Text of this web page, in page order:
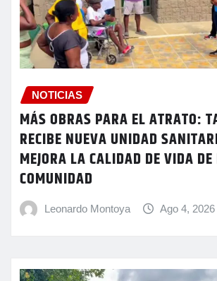
NOTICIAS
MÁS OBRAS PARA EL ATRATO:
RECIBE NUEVA UNIDAD
MEJORA LA CALIDAD DE VIDA
COMUNIDAD
Leonardo Montoya Ago 4, 2026